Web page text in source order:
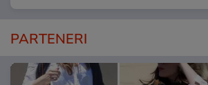
PARTENERI